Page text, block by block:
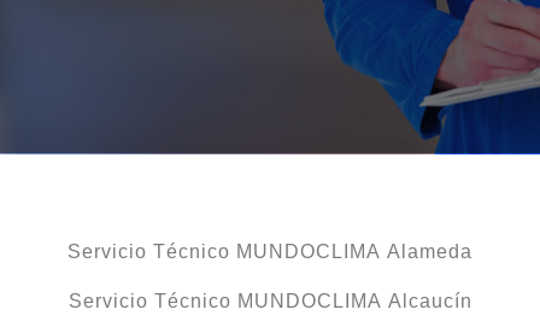
Servicio Técnico MUNDOCLIMA Alameda
Servicio Técnico MUNDOCLIMA Alcaucín